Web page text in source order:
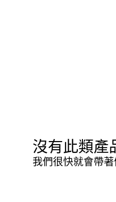
沒有此類產
我們很快就會帶